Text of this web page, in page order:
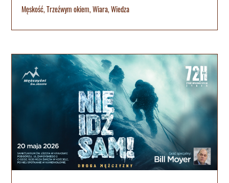
Męskość,Trzeźwym okiem,Wiara,Wiedza